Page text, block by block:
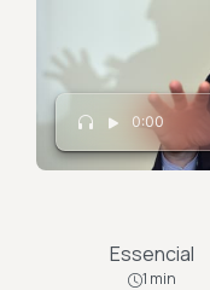
0:00
Essencial
1 min